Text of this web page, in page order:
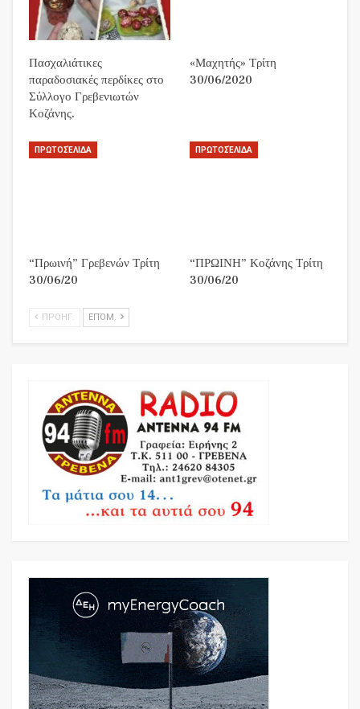
Πασχαλιάτικες
παραδοσιακές περδίκες στο
Σύλλογο Γρεβενιωτών
Κοζάνης.
«Μαχητής» Τρίτη
30/06/2020
ΠΡΩΤΟΣΈΛΙΔΑ
“Πρωινή” Γρεβενών Τρίτη
30/06/20
ΠΡΩΤΟΣΈΛΙΔΑ
“ΠΡΩΙΝΗ” Κοζάνης Τρίτη
30/06/20
ΠΡΟΗΓ. ΕΠΌΜ.